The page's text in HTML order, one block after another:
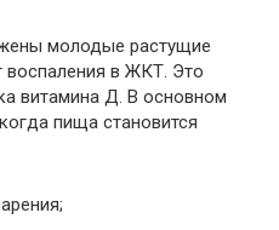
молодые растущие
воспаления в ЖКТ. Это
витамина Д. В основном
пища становится